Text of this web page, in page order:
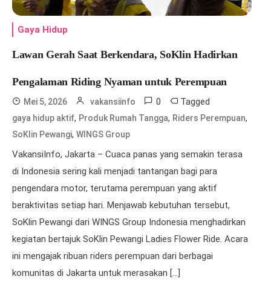
Gaya Hidup
Lawan Gerah Saat Berkendara, SoKlin Hadirkan
Pengalaman Riding Nyaman untuk Perempuan
Mei 5, 2026 vakansiinfo 0 Tagged
gaya hidup aktif, Produk Rumah Tangga, Riders Perempuan,
SoKlin Pewangi, WINGS Group
VakansiInfo, Jakarta – Cuaca panas yang semakin terasa
di Indonesia sering kali menjadi tantangan bagi para
pengendara motor, terutama perempuan yang aktif
beraktivitas setiap hari. Menjawab kebutuhan tersebut,
SoKlin Pewangi dari WINGS Group Indonesia menghadirkan
kegiatan bertajuk SoKlin Pewangi Ladies Flower Ride. Acara
ini mengajak ribuan riders perempuan dari berbagai
komunitas di Jakarta untuk merasakan […]